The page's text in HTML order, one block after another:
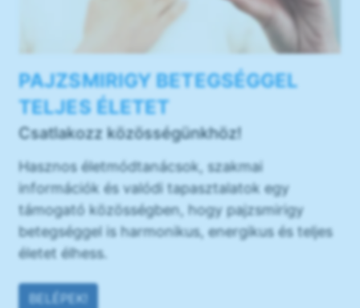
PAJZSMIRIGY BETEGSÉGGEL
TELJES ÉLETET
Csatlakozz közösségünkhöz!
Hasznos életmódtanácsok, szakmai
információk és valódi tapasztalatok egy
támogató közösségben, hogy pajzsmirigy
betegséggel is harmonikus, energikus és teljes
életet élhess.
BELÉPEK!